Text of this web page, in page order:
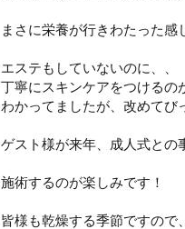
まさに栄養が行きわたった感
エステもしていないのに、、
丁寧にスキンケアをつけるの
わかってましたが、改めてび
ゲスト様が来年、成人式との
施術するのが楽しみです！
皆様も乾燥する季節ですので